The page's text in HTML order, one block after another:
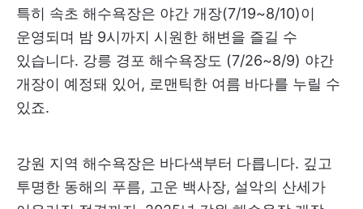
특히 속초 해수욕장은 야간 개장(7/19~8/10)이
운영되며 밤 9시까지 시원한 해변을 즐길 수
있습니다. 강릉 경포 해수욕장도 (7/26~8/9) 야간
개장이 예정돼 있어, 로맨틱한 여름 바다를 누릴 수
있죠.
강원 지역 해수욕장은 바다색부터 다릅니다. 깊고
투명한 동해의 푸름, 고운 백사장, 설악의 산세가